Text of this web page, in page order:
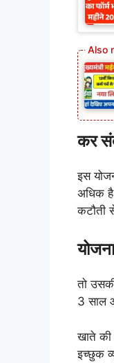
कर
इस
अधिक है
कटौती
तो
3 साल
खाते की
इच्छुक